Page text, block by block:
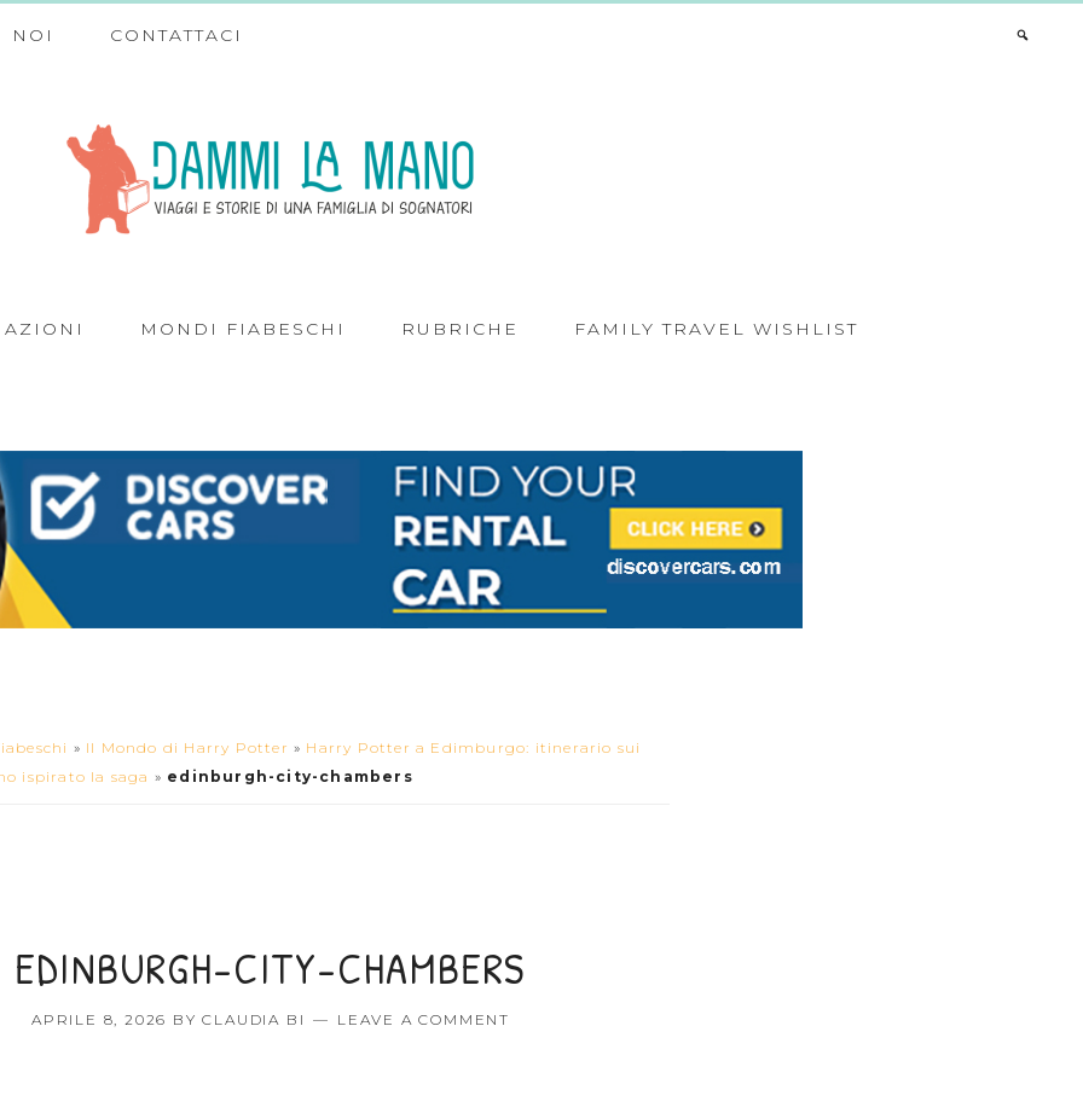
NOI CONTATTACI
MONDI FIABESCHI RUBRICHE FAMILY TRAVEL WISHLIST
» Il Mondo di Harry Potter » Harry Potter a Edimburgo: itinerario sui
ispirato la saga » edinburgh-city-chambers
EDINBURGH-CITY-CHAMBERS
APRILE 8, 2026 BYCLAUDIA BI LEAVE A COMMENT